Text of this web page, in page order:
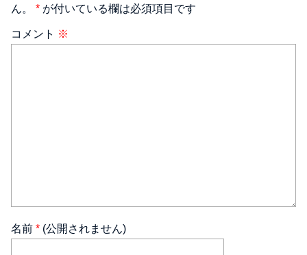
ん。 * が付いている欄は必須項目です
コメント ※
名前 * (公開されません)